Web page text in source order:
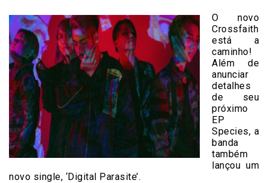
O novo
Crossfaith
está a
caminho!
Além de
anunciar
detalhes
de seu
próximo
EP
Species, a
banda
também
lançou um
novo single, ‘Digital Parasite’.